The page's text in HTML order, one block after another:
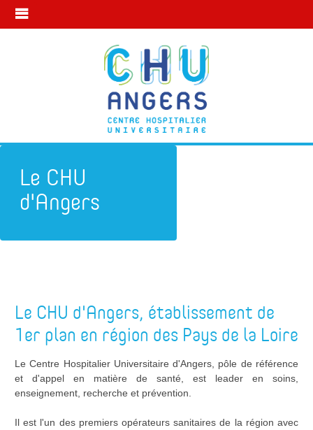
Le CHU
d'Angers
Le CHU d'Angers, établissement de
1er plan en région des Pays de la Loire
Le Centre Hospitalier Universitaire d'Angers, pôle de référence
et d'appel en matière de santé, est leader en soins,
enseignement, recherche et prévention.
Il est l'un des premiers opérateurs sanitaires de la région avec